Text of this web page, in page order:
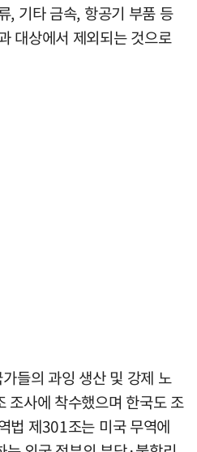
, 기타 금속, 항공기 부품 등
대상에서 제외되는 것으로
들의 과잉 생산 및 강제 노
조사에 착수했으며 한국도 조
법 제301조는 미국 무역에